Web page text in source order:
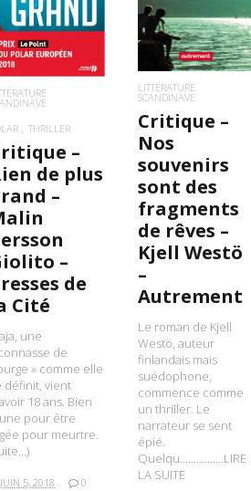
THRILLER
–
de plus
–
–
de
Cité
une
de
» comme elle
définit, vient
18 ans. Bien
pour être
pour meurtre.
JUIN 5, 2018
0
LITTÉRATURE
SCANDINAVE
Critique –
Nos
souvenirs
sont des
fragments
de rêves –
Kjell Westö
–
Autrement
Le roman de Kjell
Westö, auteur
finlandais mais
suédophone,
commence comme
un thriller. Le
narrateur se sent
épié.
Quelqu…………….LIRE
LA SUITE